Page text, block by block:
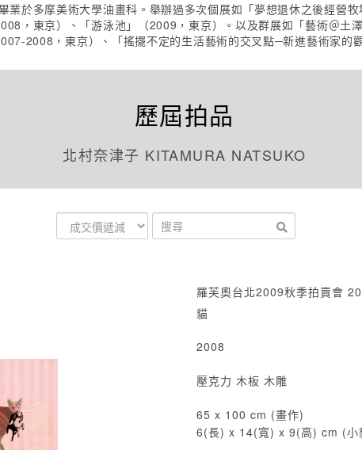
於多摩美術大學油畫科。舉辦過多次個展如「夢想退休之後經營
，東京）、「游泳池」（2009，東京）。以及群展如「藝術＠土
2008，東京）、「搖擺不定的生活藝術的交叉點─新進藝術家的
歷屆拍品
北村奈津子 KITAMURA NATSUKO
羅芙奧台北2009秋季拍賣會
貓
2008
壓克力 木板 木雕
65 x 100 cm (畫作)
6(長) x 14(寬) x 9(高) cm (小